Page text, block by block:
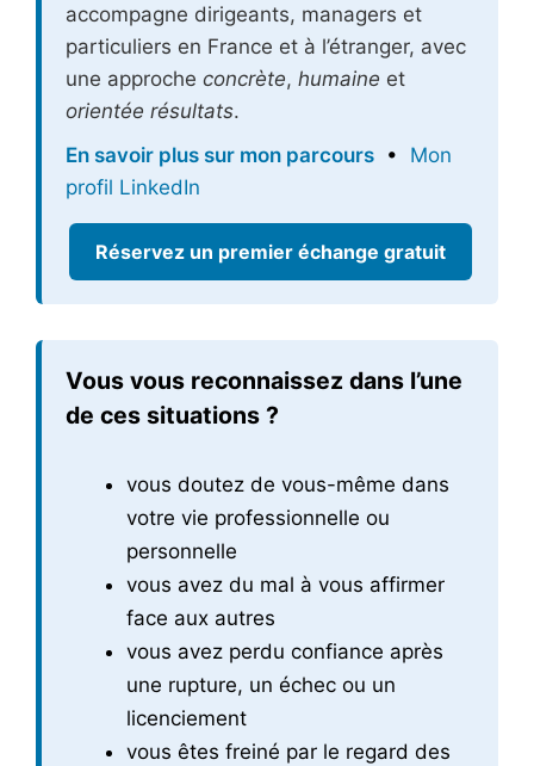
accompagne dirigeants, managers et
particuliers en France et à l’étranger, avec
une approche concrète, humaine et
orientée résultats.
En savoir plus sur mon parcours • Mon
profil LinkedIn
Réservez un premier échange gratuit
Vous vous reconnaissez dans l’une
de ces situations ?
vous doutez de vous-même dans
votre vie professionnelle ou
personnelle
vous avez du mal à vous affirmer
face aux autres
vous avez perdu confiance après
une rupture, un échec ou un
licenciement
vous êtes freiné par le regard des